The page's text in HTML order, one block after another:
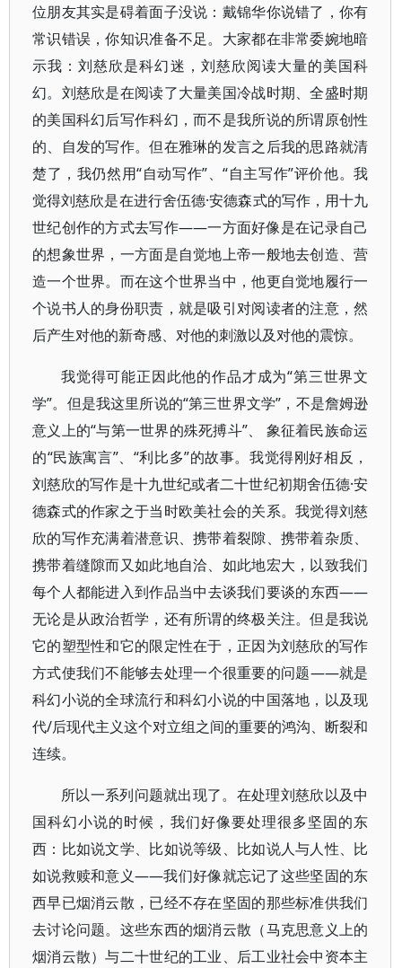
位朋友其实是碍着面子没说：戴锦华你说错了，你有
常识错误，你知识准备不足。大家都在非常委婉地暗
示我：刘慈欣是科幻迷，刘慈欣阅读大量的美国科
幻。刘慈欣是在阅读了大量美国冷战时期、全盛时期
的美国科幻后写作科幻，而不是我所说的所谓原创性
的、自发的写作。但在雅琳的发言之后我的思路就清
楚了，我仍然用“自动写作”、“自主写作”评价他。我
觉得刘慈欣是在进行舍伍德·安德森式的写作，用十九
世纪创作的方式去写作——一方面好像是在记录自己
的想象世界，一方面是自觉地上帝一般地去创造、营
造一个世界。而在这个世界当中，他更自觉地履行一
个说书人的身份职责，就是吸引对阅读者的注意，然
后产生对他的新奇感、对他的刺激以及对他的震惊。
我觉得可能正因此他的作品才成为“第三世界文
学”。但是我这里所说的“第三世界文学”，不是詹姆逊
意义上的“与第一世界的殊死搏斗”、 象征着民族命运
的“民族寓言”、“利比多”的故事。我觉得刚好相反，
刘慈欣的写作是十九世纪或者二十世纪初期舍伍德·安
德森式的作家之于当时欧美社会的关系。我觉得刘慈
欣的写作充满着潜意识、携带着裂隙、携带着杂质、
携带着缝隙而又如此地自洽、如此地宏大，以致我们
每个人都能进入到作品当中去谈我们要谈的东西——
无论是从政治哲学，还有所谓的终极关注。但是我说
它的塑型性和它的限定性在于，正因为刘慈欣的写作
方式使我们不能够去处理一个很重要的问题——就是
科幻小说的全球流行和科幻小说的中国落地，以及现
代/后现代主义这个对立组之间的重要的鸿沟、断裂和
连续。
所以一系列问题就出现了。在处理刘慈欣以及中
国科幻小说的时候，我们好像要处理很多坚固的东
西：比如说文学、比如说等级、比如说人与人性、比
如说救赎和意义——我们好像就忘记了这些坚固的东
西早已烟消云散，已经不存在坚固的那些标准供我们
去讨论问题。这些东西的烟消云散（马克思意义上的
烟消云散）与二十世纪的工业、后工业社会中资本主